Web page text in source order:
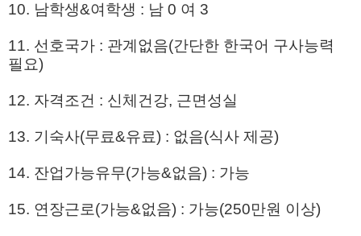
10. 남학생&여학생 : 남 0 여 3
11. 선호국가 : 관계없음(간단한 한국어 구사능력
필요)
12. 자격조건 : 신체건강, 근면성실
13. 기숙사(무료&유료) : 없음(식사 제공)
14. 잔업가능유무(가능&없음) : 가능
15. 연장근로(가능&없음) : 가능(250만원 이상)